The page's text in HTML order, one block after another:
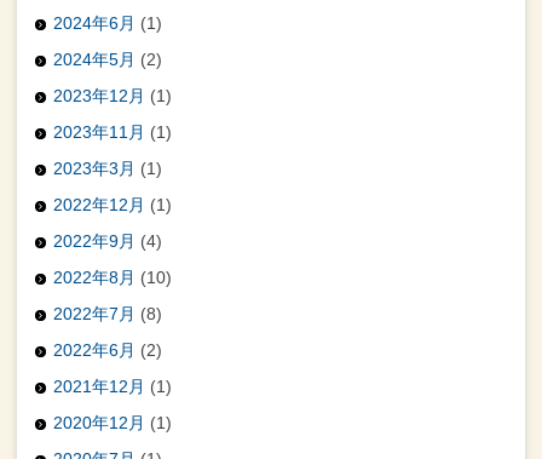
2024年6月 (1)
2024年5月 (2)
2023年12月 (1)
2023年11月 (1)
2023年3月 (1)
2022年12月 (1)
2022年9月 (4)
2022年8月 (10)
2022年7月 (8)
2022年6月 (2)
2021年12月 (1)
2020年12月 (1)